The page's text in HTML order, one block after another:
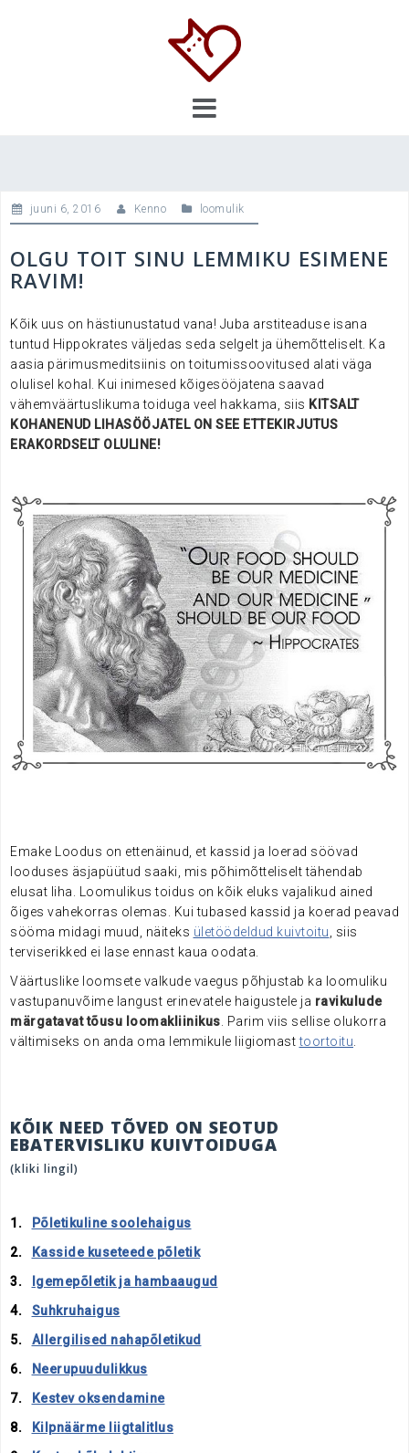
juuni 6, 2016 Kenno loomulik
OLGU TOIT SINU LEMMIKU ESIMENE
RAVIM!
Kõik uus on hästiunustatud vana! Juba arstiteaduse isana
tuntud Hippokrates väljedas seda selgelt ja ühemõtteliselt. Ka
aasia pärimusmeditsiinis on toitumissoovitused alati väga
olulisel kohal. Kui inimesed kõigesööjatena saavad
vähemväärtuslikuma toiduga veel hakkama, siis KITSALT
KOHANENUD LIHASÖÖJATEL ON SEE ETTEKIRJUTUS
ERAKORDSELT OLULINE!
Emake Loodus on ettenäinud, et kassid ja loerad söövad
looduses äsjapüütud saaki, mis põhimõtteliselt tähendab
elusat liha. Loomulikus toidus on kõik eluks vajalikud ained
õiges vahekorras olemas. Kui tubased kassid ja koerad peavad
sööma midagi muud, näiteks ületöödeldud kuivtoitu, siis
terviserikked ei lase ennast kaua oodata.
Väärtuslike loomsete valkude vaegus põhjustab ka loomuliku
vastupanuvõime langust erinevatele haigustele ja ravikulude
märgatavat tõusu loomakliinikus. Parim viis sellise olukorra
vältimiseks on anda oma lemmikule liigiomasttoortoitu.
KÕIK NEED TÕVED ON SEOTUD
EBATERVISLIKU KUIVTOIDUGA
(kliki lingil)
1.
Põletikuline soolehaigus
2.
Kasside kuseteede põletik
3.
Igemepõletik ja hambaaugud
4.
Suhkruhaigus
5. Allergilised nahapõletikud
6.
Neerupuudulikkus
7.
Kestev oksendamine
8.
Kilpnäärme liigtalitlus